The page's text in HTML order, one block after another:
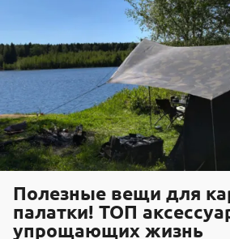
Полезные вещи для
палатки! ТОП
упрощающих жизнь